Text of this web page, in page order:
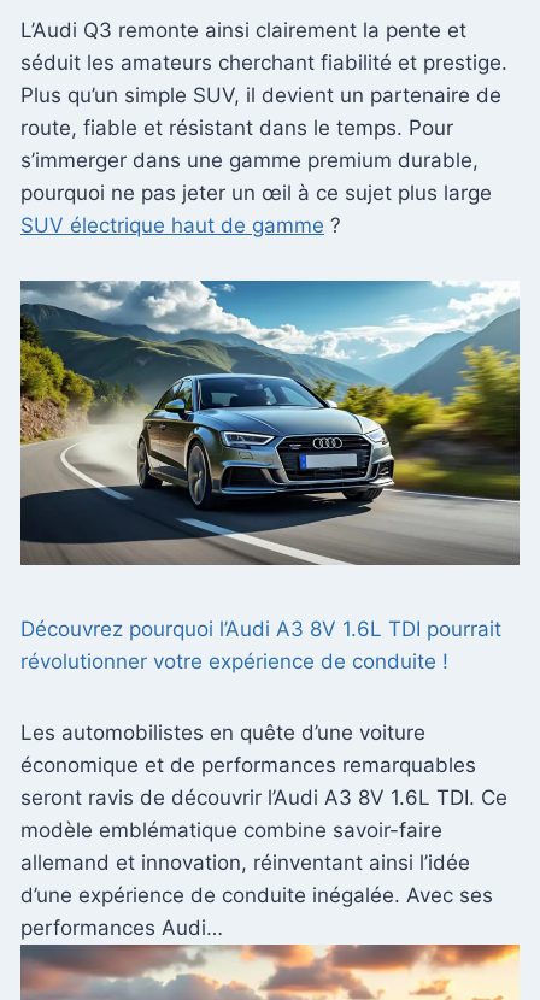
L’Audi Q3 remonte ainsi clairement la pente et
séduit les amateurs cherchant fiabilité et prestige.
Plus qu’un simple SUV, il devient un partenaire de
route, fiable et résistant dans le temps. Pour
s’immerger dans une gamme premium durable,
pourquoi ne pas jeter un œil à ce sujet plus large
SUV électrique haut de gamme ?
Découvrez pourquoi l’Audi A3 8V 1.6L TDI pourrait
révolutionner votre expérience de conduite !
Les automobilistes en quête d’une voiture
économique et de performances remarquables
seront ravis de découvrir l’Audi A3 8V 1.6L TDI. Ce
modèle emblématique combine savoir-faire
allemand et innovation, réinventant ainsi l’idée
d’une expérience de conduite inégalée. Avec ses
performances Audi…